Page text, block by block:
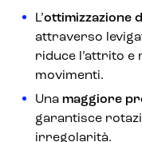
L’ottimizzazione
attraverso
riduce l’attrito e
movimenti.
Una maggiore
garantisce
irregolarità.